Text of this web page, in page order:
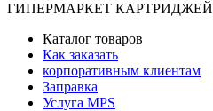
ГИПЕРМАРКЕТ КАРТРИДЖЕЙ
Каталог товаров
Как заказать
корпоративным клиентам
Заправка
Услуга MPS